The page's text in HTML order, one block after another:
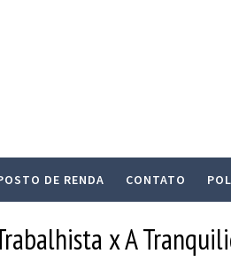
DE RENDA CONTATO
x A